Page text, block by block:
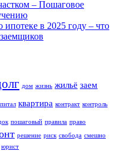
– Пошаговое
в 2025 году – что
дом жизнь жильё заем
квартира контракт контроль
пошаговый правила право
решение риск свобода смешно
юрист